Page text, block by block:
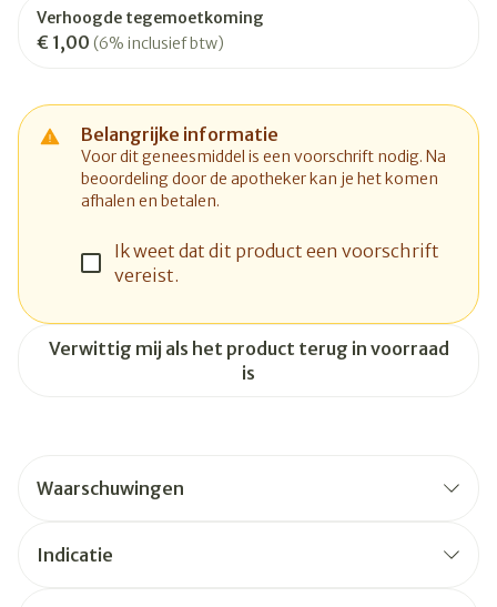
Verhoogde tegemoetkoming
€ 1,00 (6% inclusief btw)
Belangrijke informatie
Voor dit geneesmiddel is een voorschrift nodig. Na
beoordeling door de apotheker kan je het komen
afhalen en betalen.
Ik weet dat dit product een voorschrift
vereist.
Verwittig mij als het product terug in voorraad
is
Waarschuwingen
Indicatie